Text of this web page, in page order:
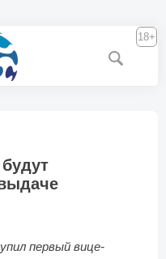
18+
первый вице-